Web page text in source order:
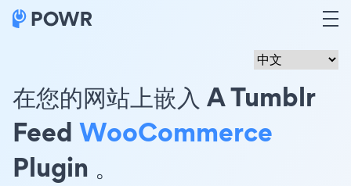
在您的网站上嵌入 A Tumblr
Feed WooCommerce
Plugin 。